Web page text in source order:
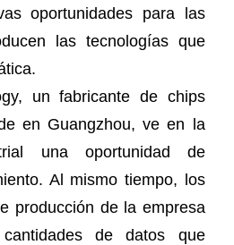
oportunidades para las
las tecnologías que
un fabricante de chips
en Guangzhou, ve en la
una oportunidad de
Al mismo tiempo, los
producción de la empresa
de datos que